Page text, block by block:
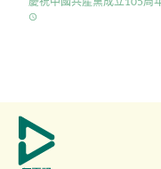
access_time